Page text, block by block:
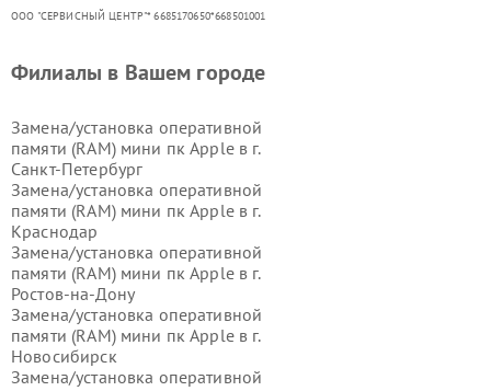
ООО "СЕРВИСНЫЙ ЦЕНТР"* 6685170650*668501001
Филиалы в Вашем городе
Замена/установка оперативной
памяти (RAM) мини пк Apple в г.
Санкт-Петербург
Замена/установка оперативной
памяти (RAM) мини пк Apple в г.
Краснодар
Замена/установка оперативной
памяти (RAM) мини пк Apple в г.
Ростов-на-Дону
Замена/установка оперативной
памяти (RAM) мини пк Apple в г.
Новосибирск
Замена/установка оперативной